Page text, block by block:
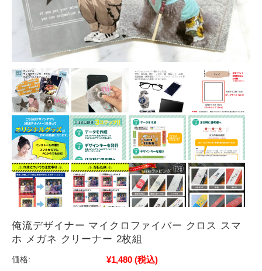
俺流デザイナー マイクロファイバー クロス スマ
ホ メガネ クリーナー 2枚組
価格: ¥1,480 (税込)